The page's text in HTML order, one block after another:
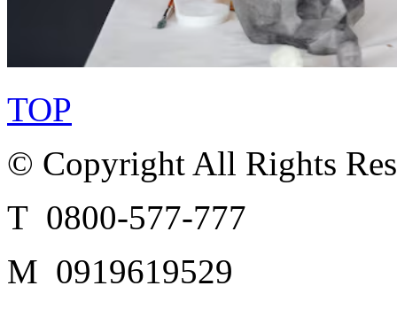
TOP
© Copyright All Rights
T 0800-577-777
M 0919619529